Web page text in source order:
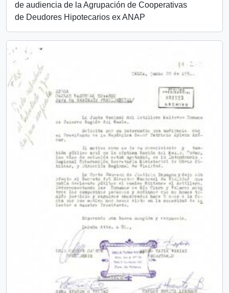
de audiencia de la Agrupación de Cooperativas
de Deudores Hipotecarios ex ANAP